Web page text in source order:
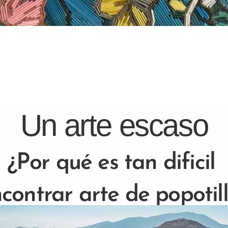
Un arte escaso
¿Por qué es tan dificil
arte de